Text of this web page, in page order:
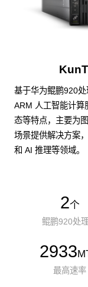
基于华为鲲鹏920
ARM 人工智能计算
态等特点，主要为
场景提供解决方案
和 AI 推理等领域。
2个
鲲鹏920处
2933
最高速率